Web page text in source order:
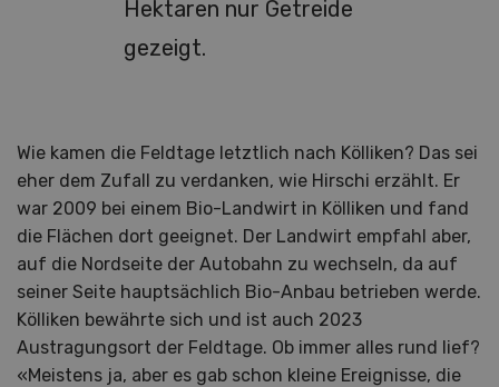
Hektaren nur Getreide
gezeigt.
Wie kamen die Feldtage letztlich nach Kölliken? Das sei
eher dem Zufall zu verdanken, wie Hirschi erzählt. Er
war 2009 bei einem Bio-Landwirt in Kölliken und fand
die Flächen dort geeignet. Der Landwirt empfahl aber,
auf die Nordseite der Autobahn zu wechseln, da auf
seiner Seite hauptsächlich Bio-Anbau betrieben werde.
Kölliken bewährte sich und ist auch 2023
Austragungsort der Feldtage. Ob immer alles rund lief?
«Meistens ja, aber es gab schon kleine Ereignisse, die